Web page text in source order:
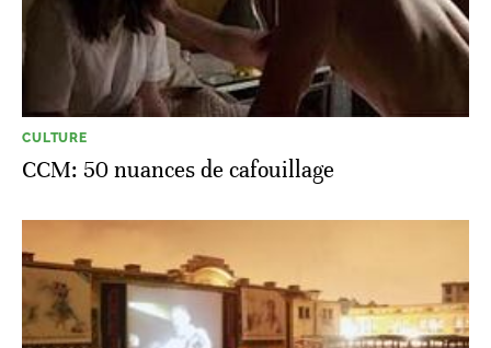
CULTURE
CCM: 50 nuances de cafouillage